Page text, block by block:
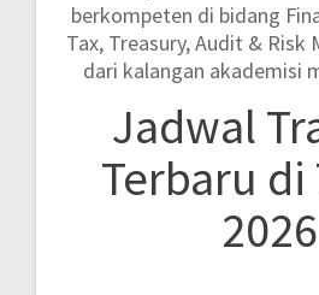
berkompeten di bidang
Tax, Treasury, Audit & Risk
dari kalangan akademisi
Jadwal
Terbaru di
2026